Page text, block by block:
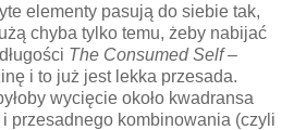
elementy pasują do siebie tak,
chyba tylko temu, żeby nabijać
The Consumed Self–
i to już jest lekka przesada.
wycięcie około kwadransa
przesadnego kombinowania (czyli